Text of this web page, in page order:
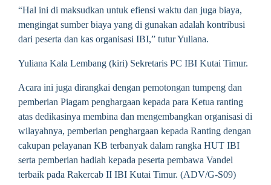
“Hal ini di maksudkan untuk efiensi waktu dan juga biaya,
mengingat sumber biaya yang di gunakan adalah kontribusi
dari peserta dan kas organisasi IBI,” tutur Yuliana.
Yuliana Kala Lembang (kiri) Sekretaris PC IBI Kutai Timur.
Acara ini juga dirangkai dengan pemotongan tumpeng dan
pemberian Piagam penghargaan kepada para Ketua ranting
atas dedikasinya membina dan mengembangkan organisasi di
wilayahnya, pemberian penghargaan kepada Ranting dengan
cakupan pelayanan KB terbanyak dalam rangka HUT IBI
serta pemberian hadiah kepada peserta pembawa Vandel
terbaik pada Rakercab II IBI Kutai Timur. (ADV/G-S09)